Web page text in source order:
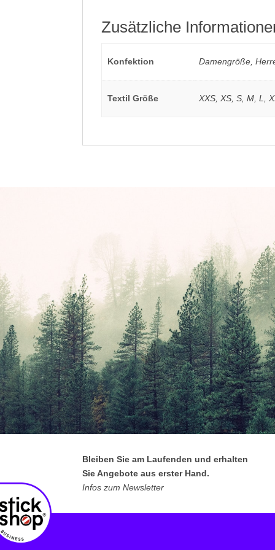
Zusätzliche
Konfektion Damengröße,
Textil Größe XXS, XS, S, M, L,
Bleiben Sie am Laufenden und erhalten
Sie Angebote aus erster Hand.
Infos zum Newsletter